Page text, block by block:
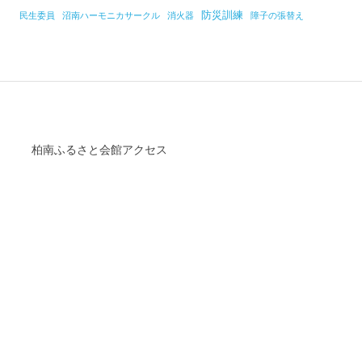
民生委員
沼南ハーモニカサークル 消火器 防災訓練 障子の張替え
柏南ふるさと会館アクセス